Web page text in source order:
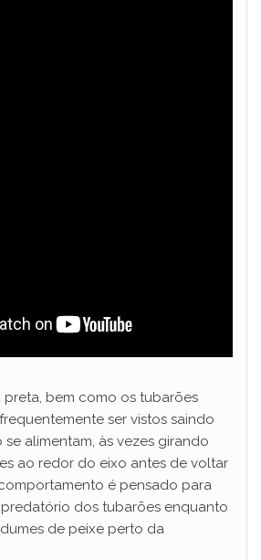
preta, bem como os tubarões
ser vistos saindo
alimentam, às vezes girando
ao redor do eixo antes de voltar
é pensado para
dos tubarões enquanto
de peixe perto da